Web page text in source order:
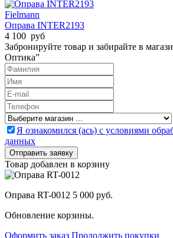
Fielmann
Оправа INTER2193
4 100 руб
Забронируйте товар и забирайте в
Оптика”
Я ознакомился (ась) с условиями
данных
Товар добавлен в корзину
Оправа RT-0012 5 000 руб.
Обновление корзины.
Оформить заказ Продолжить покупки